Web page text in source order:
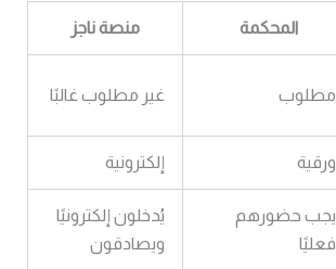
المحكمة منصة ناجز
مطلوب غير مطلوب غالبًا
ورقية إلكترونية
يجب حضورهم
فعليًا
يُدخلون إلكترونيًا
ويصادقون